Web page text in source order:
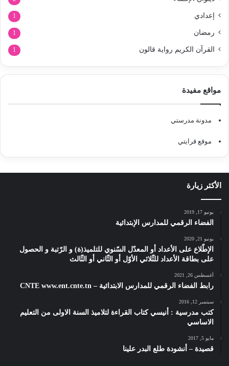
إعدادي 1
رمضان 1
القرآن الكريم رواية قالون 1
مواقع مفيدة
مدونة مدرستي
موقع قرايتي
الأكثر زيارة
يونيو 17, 2019
الفضاء الرقمي للمدارس الإبتدائية
يونيو 21, 2020
الإطّلاع على الأعداد أو المعدّل السّنوي للتلميذ(ة) و الرّتبة و الحصول
على بطاقة الأعداد للثّلاثي الأوّل أو الثّاني أو الثّالث
أغسطس 26, 2021
رابط الفضاء الرقمي للمدارس الابتدائية – CNTE www.ent.cnte.tn
سبتمبر 12, 2016
كتب مدرسية : أنيسي كتاب القراءة لتلاميذ السنة الاولى من التعليم
الاساسي
مايو 5, 2017
قصيدة – أنشودة طلع البدر علينا